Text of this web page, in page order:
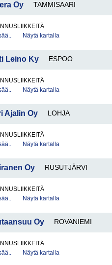
Oy TAMMISAARI
Näytä kartalla
Leino Ky ESPOO
Näytä kartalla
Ajalin Oy LOHJA
Näytä kartalla
Oy RUSUTJÄRVI
Näytä kartalla
Oy ROVANIEMI
Näytä kartalla